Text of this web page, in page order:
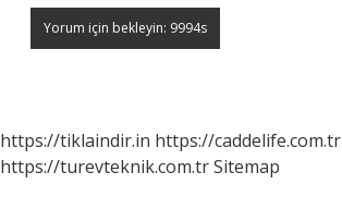
https://tiklaindir.in https://caddelife.com.tr
https://turevteknik.com.trSitemap